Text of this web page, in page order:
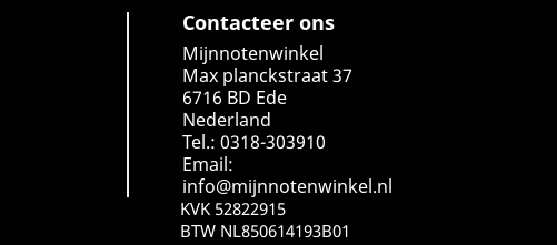
Contacteer ons
Mijnnotenwinkel
Max planckstraat 37
6716 BD Ede
Nederland
Tel.: 0318-303910
Email:
info@mijnnotenwinkel.nl
KVK 52822915
BTW NL850614193B01